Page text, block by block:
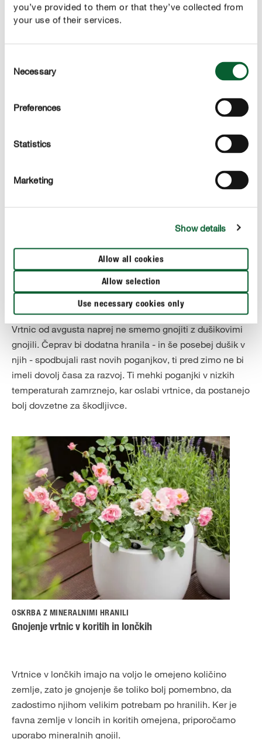
you’ve provided to them or that they’ve collected from
your use of their services.
Selection
Necessary
Preferences
Statistics
Marketing
Show details
Allow all cookies
Allow selection
Use necessary cookies only
je COMPO dolgotrajno gnojilo za vrtnice, so prava izbira
za vsakogar, ki želi vrtnice pognojiti samo enkrat v
optimalen učinek gnojilo enakomerno potrosite, rahlo
NEVARNOST POŠKODB ZARADI ZMRZALI
Gnojenje vrtnic jeseni
Vrtnic od avgusta naprej ne smemo gnojiti z dušikovimi
gnojili. Čeprav bi dodatna hranila - in še posebej dušik v
njih - spodbujali rast novih poganjkov, ti pred zimo ne bi
imeli dovolj časa za razvoj. Ti mehki poganjki v nizkih
temperaturah zamrznejo, kar oslabi vrtnice, da postanejo
bolj dovzetne za škodljivce.
OSKRBA Z MINERALNIMI HRANILI
Gnojenje vrtnic v koritih in lončkih
Vrtnice v lončkih imajo na voljo le omejeno količino
zemlje, zato je gnojenje še toliko bolj pomembno, da
zadostimo njihom velikim potrebam po hranilih. Ker je
favna zemlje v loncih in koritih omejena, priporočamo
uporabo mineralnih gnojil.